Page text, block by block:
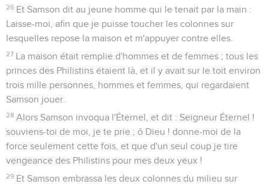
26 Et Samson dit au jeune homme qui le tenait par la main :
Laisse-moi, afin que je puisse toucher les colonnes sur
lesquelles repose la maison et m'appuyer contre elles.
27 La maison était remplie d'hommes et de femmes ; tous les
princes des Philistins étaient là, et il y avait sur le toit environ
trois mille personnes, hommes et femmes, qui regardaient
Samson jouer.
28 Alors Samson invoqua l'Éternel, et dit : Seigneur Éternel !
souviens-toi de moi, je te prie ; ô Dieu ! donne-moi de la
force seulement cette fois, et que d'un seul coup je tire
vengeance des Philistins pour mes deux yeux !
29 Et Samson embrassa les deux colonnes du milieu sur